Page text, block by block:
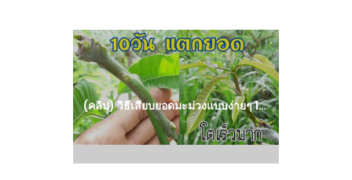
Previous
post:
(คลิป) วิธีเสียบยอดมะม่วงแบบง่ายๆ 10 วันแตกยอดให้เห็นแล้ว ติด 100% : วีดีโอ เกษตร